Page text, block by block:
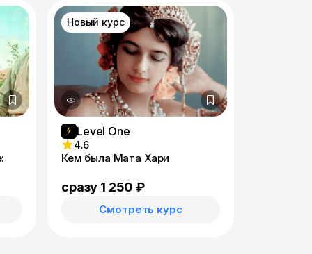
Новый курс
Level One
4.6
Кем была Мата Хари
сразу 1 250 ₽
Смотреть курс